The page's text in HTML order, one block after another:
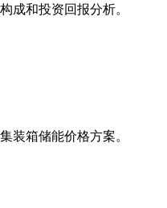
成和投资回报分析。
装箱储能价格方案。